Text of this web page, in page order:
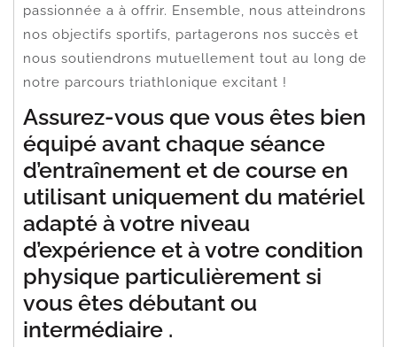
passionnée a à offrir. Ensemble, nous atteindrons
nos objectifs sportifs, partagerons nos succès et
nous soutiendrons mutuellement tout au long de
notre parcours triathlonique excitant !
Assurez-vous que vous êtes bien
équipé avant chaque séance
d’entraînement et de course en
utilisant uniquement du matériel
adapté à votre niveau
d’expérience et à votre condition
physique particulièrement si
vous êtes débutant ou
intermédiaire .